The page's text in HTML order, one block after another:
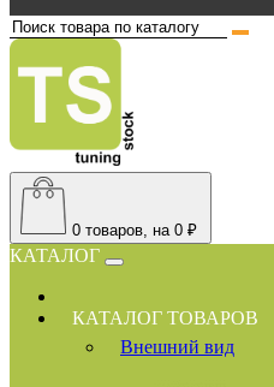
0 товаров, на 0 ₽
КАТАЛОГ
КАТАЛОГ ТОВАРОВ
Внешний вид